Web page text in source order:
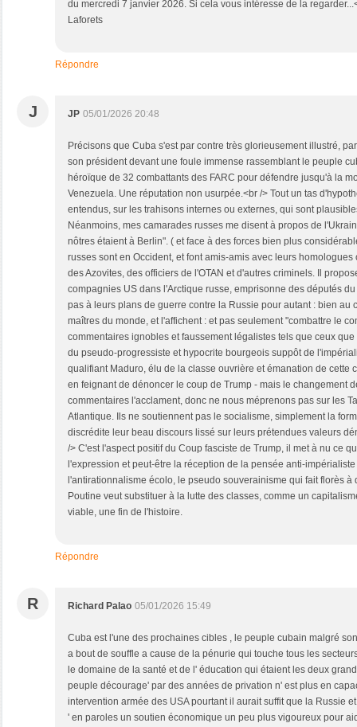
du mercredi 7 janvier 2026. Si cela vous intéresse de la
Laforets
Répondre
J JP 05/01/2026 20:48
Précisons que Cuba s'est par contre très glorieusement illustré,
son président devant une foule immense rassemblant le peuple
héroïque de 32 combattants des FARC pour défendre jusqu'à la
Venezuela. Une réputation non usurpée.<br /> Tout un tas
entendus, sur les trahisons internes ou externes, qui sont
Néanmoins, mes camarades russes me disent à propos de
nôtres étaient à Berlin". ( et face à des forces bien plus
russes sont en Occident, et font amis-amis avec leurs
des Azovites, des officiers de l'OTAN et d'autres criminels. Il
compagnies US dans l'Arctique russe, emprisonne des députés
pas à leurs plans de guerre contre la Russie pour autant : bien au
maîtres du monde, et l'affichent : et pas seulement "combattre le
commentaires ignobles et faussement légalistes tels que ceux
du pseudo-progressiste et hypocrite bourgeois suppôt de
qualifiant Maduro, élu de la classe ouvrière et émanation de cette
en feignant de dénoncer le coup de Trump - mais le changement
commentaires l'acclament, donc ne nous méprenons pas sur les
Atlantique. Ils ne soutiennent pas le socialisme, simplement la
discrédite leur beau discours lissé sur leurs prétendues valeurs
/> C'est l'aspect positif du Coup fasciste de Trump, il met à nu ce
l'expression et peut-être la réception de la pensée anti-
l'antirationnalisme écolo, le pseudo souverainisme qui fait florès à
Poutine veut substituer à la lutte des classes, comme un
viable, une fin de l'histoire.
Répondre
R Richard Palao 05/01/2026 15:49
Cuba est l'une des prochaines cibles , le peuple cubain malgré
a bout de souffle a cause de la pénurie qui touche tous les
le domaine de la santé et de l' éducation qui étaient les deux
peuple décourage' par des années de privation n' est plus en
intervention armée des USA pourtant il aurait suffit que la Russie
' en paroles un soutien économique un peu plus vigoureux pour